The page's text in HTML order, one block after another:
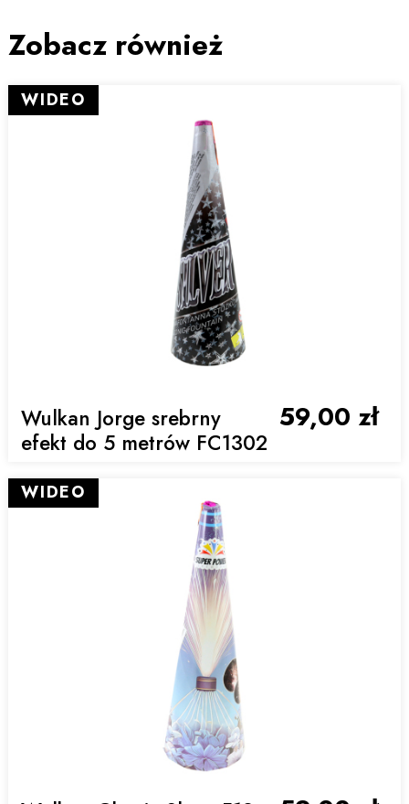
Zobacz również
Wulkan Jorge srebrny
efekt do 5 metrów FC1302
59,00 zł
WIDEO
WIDEO